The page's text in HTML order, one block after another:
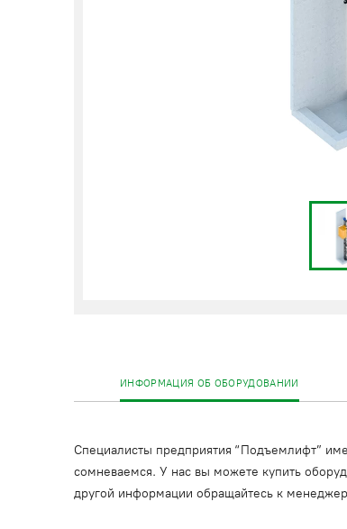
ИНФОРМАЦИЯ ОБ ОБОРУДОВАНИИ
Специалисты предприятия “Подъемлифт”
сомневаемся. У нас вы можете купить
другой информации обращайтесь к